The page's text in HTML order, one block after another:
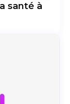
santé à